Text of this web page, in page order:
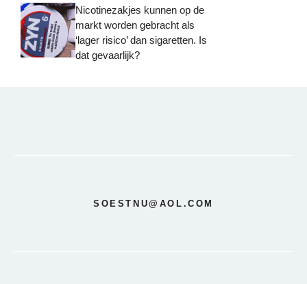
Nicotinezakjes kunnen op de
markt worden gebracht als
‘lager risico’ dan sigaretten. Is
dat gevaarlijk?
SOESTNU@AOL.COM